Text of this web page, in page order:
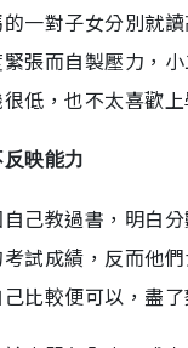
一對子女分別就
緊張而自製壓力，
低，也不太喜歡上
映能力
己教過書，明白
試成績，反而他
比較便可以，盡了